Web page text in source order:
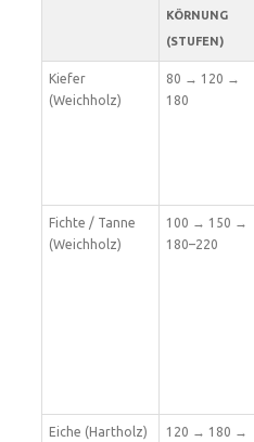
KÖRNUNG
(STUFEN)
Kiefer
(Weichholz)
80 → 120 →
180
Fichte / Tanne
(Weichholz)
100 → 150 →
180–220
Eiche (Hartholz)
120 → 180 →